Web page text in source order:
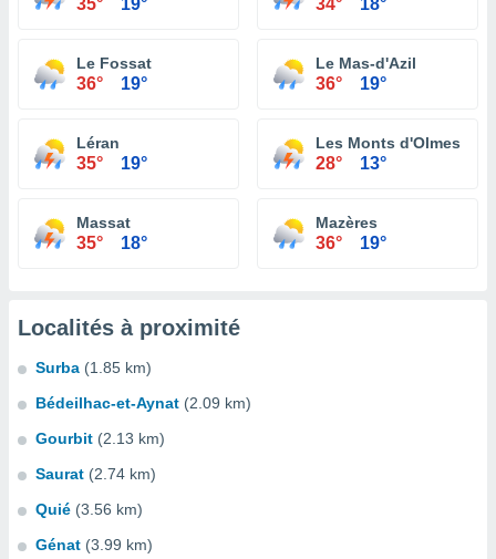
35° 19° 34° 18°
Le Fossat
36° 19°
Le Mas-d'Azil
36° 19°
Léran
35° 19°
Les Monts d'Olmes
28° 13°
Massat
35° 18°
Mazères
36° 19°
Localités à proximité
Surba (1.85 km)
Bédeilhac-et-Aynat (2.09 km)
Gourbit (2.13 km)
Saurat (2.74 km)
Quié (3.56 km)
Génat (3.99 km)